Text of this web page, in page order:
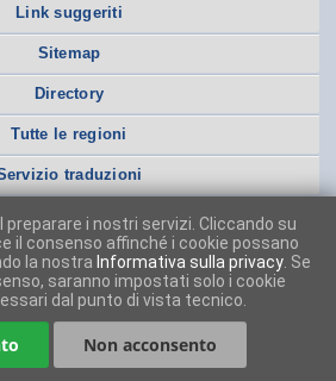
Link suggeriti
Sitemap
Directory
Tutte le regioni
traduzioni
preparare i nostri servizi. Cliccando su
il consenso affinché i cookie possano
la nostra Informativa sulla privacy . Se
saranno impostati solo i cookie
dal punto di vista tecnico.